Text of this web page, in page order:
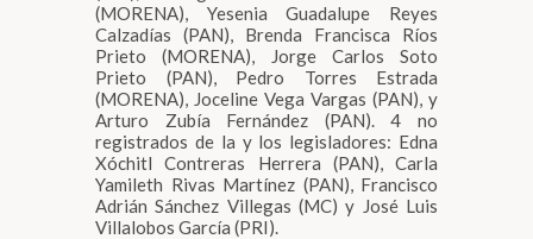
(MORENA), Yesenia Guadalupe Reyes
Calzadías (PAN), Brenda Francisca Ríos
Prieto (MORENA), Jorge Carlos Soto
Prieto (PAN), Pedro Torres Estrada
(MORENA), Joceline Vega Vargas (PAN), y
Arturo Zubía Fernández (PAN). 4 no
registrados de la y los legisladores: Edna
Xóchitl Contreras Herrera (PAN), Carla
Yamileth Rivas Martínez (PAN), Francisco
Adrián Sánchez Villegas (MC) y José Luis
Villalobos García (PRI).